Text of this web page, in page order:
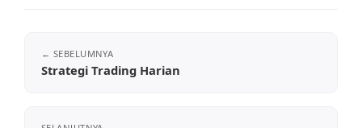
Strategi Trading Harian